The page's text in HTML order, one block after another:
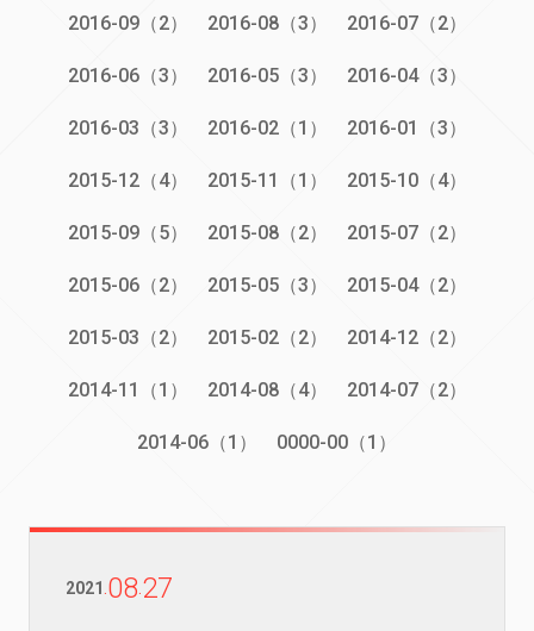
2016-09（2） 2016-08（3） 2016-07（2）
2016-06（3） 2016-05（3） 2016-04（3）
2016-03（3） 2016-02（1） 2016-01（3）
2015-12（4） 2015-11（1） 2015-10（4）
2015-09（5） 2015-08（2） 2015-07（2）
2015-06（2） 2015-05（3） 2015-04（2）
2015-03（2） 2015-02（2） 2014-12（2）
2014-11（1） 2014-08（4） 2014-07（2）
2014-06（1） 0000-00（1）
2021 0827